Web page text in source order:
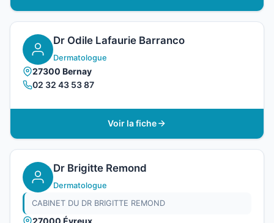
Dr Odile Lafaurie Barranco
Dermatologue
27300 Bernay
02 32 43 53 87
Voir la fiche
Dr Brigitte Remond
Dermatologue
CABINET DU DR BRIGITTE REMOND
27000 Évreux